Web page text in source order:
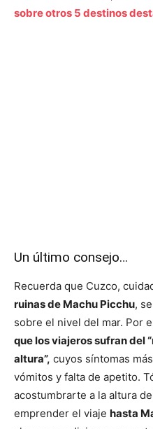
sobre otros 5 destinos
Un último consejo…
Recuerda que Cuzco,
ruinas de Machu Picchu,
sobre el nivel del mar. Por
que los viajeros sufran del
altura”, cuyos síntomas
vómitos y falta de apetito.
acostumbrarte a la altura
emprender el viaje hasta